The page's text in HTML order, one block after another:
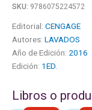
SKU: 9786075224572
Editorial: CENGAGE
Autores: LAVADOS
Año de Edición: 2016
Edición: 1ED.
Libros o